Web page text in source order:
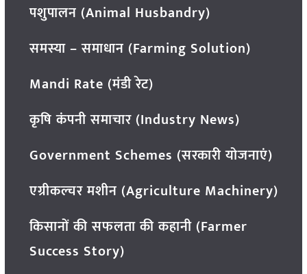
पशुपालन (Animal Husbandry)
समस्या – समाधान (Farming Solution)
Mandi Rate (मंडी रेट)
कृषि कंपनी समाचार (Industry News)
Government Schemes (सरकारी योजनाएं)
एग्रीकल्चर मशीन (Agriculture Machinery)
किसानों की सफलता की कहानी (Farmer
Success Story)